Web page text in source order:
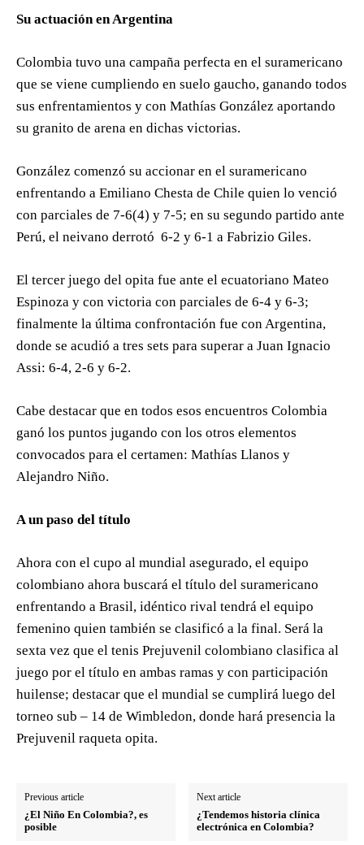
Su actuación en Argentina
Colombia tuvo una campaña perfecta en el suramericano
que se viene cumpliendo en suelo gaucho, ganando todos
sus enfrentamientos y con Mathías González aportando
su granito de arena en dichas victorias.
González comenzó su accionar en el suramericano
enfrentando a Emiliano Chesta de Chile quien lo venció
con parciales de 7-6(4) y 7-5; en su segundo partido ante
Perú, el neivano derrotó 6-2 y 6-1 a Fabrizio Giles.
El tercer juego del opita fue ante el ecuatoriano Mateo
Espinoza y con victoria con parciales de 6-4 y 6-3;
finalmente la última confrontación fue con Argentina,
donde se acudió a tres sets para superar a Juan Ignacio
Assi: 6-4, 2-6 y 6-2.
Cabe destacar que en todos esos encuentros Colombia
ganó los puntos jugando con los otros elementos
convocados para el certamen: Mathías Llanos y
Alejandro Niño.
A un paso del título
Ahora con el cupo al mundial asegurado, el equipo
colombiano ahora buscará el título del suramericano
enfrentando a Brasil, idéntico rival tendrá el equipo
femenino quien también se clasificó a la final. Será la
sexta vez que el tenis Prejuvenil colombiano clasifica al
juego por el título en ambas ramas y con participación
huilense; destacar que el mundial se cumplirá luego del
torneo sub – 14 de Wimbledon, donde hará presencia la
Prejuvenil raqueta opita.
Previous article
¿El Niño En Colombia?, es
posible
Next article
¿Tendemos historia clínica
electrónica en Colombia?